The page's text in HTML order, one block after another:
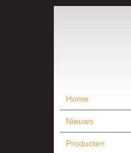
Home
Nieuws
Producten